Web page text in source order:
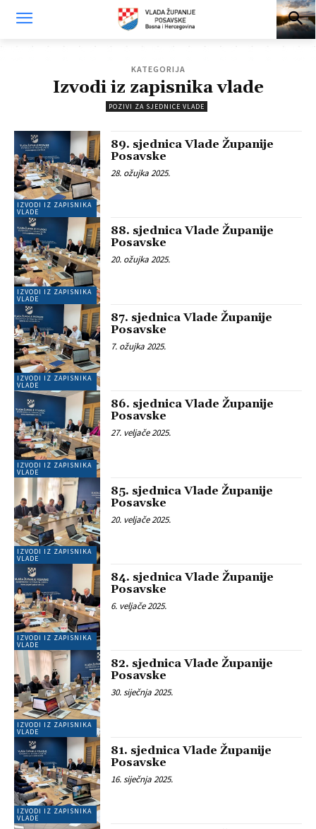
KATEGORIJA
Izvodi iz zapisnika vlade
POZIVI ZA SJEDNICE VLADE
IZVODI IZ ZAPISNIKA
VLADE
89. sjednica Vlade Županije
Posavske
28. ožujka 2025.
IZVODI IZ ZAPISNIKA
VLADE
88. sjednica Vlade Županije
Posavske
20. ožujka 2025.
IZVODI IZ ZAPISNIKA
VLADE
87. sjednica Vlade Županije
Posavske
7. ožujka 2025.
IZVODI IZ ZAPISNIKA
VLADE
86. sjednica Vlade Županije
Posavske
27. veljače 2025.
IZVODI IZ ZAPISNIKA
VLADE
85. sjednica Vlade Županije
Posavske
20. veljače 2025.
IZVODI IZ ZAPISNIKA
VLADE
84. sjednica Vlade Županije
Posavske
6. veljače 2025.
IZVODI IZ ZAPISNIKA
VLADE
82. sjednica Vlade Županije
Posavske
30. siječnja 2025.
IZVODI IZ ZAPISNIKA
VLADE
81. sjednica Vlade Županije
Posavske
16. siječnja 2025.